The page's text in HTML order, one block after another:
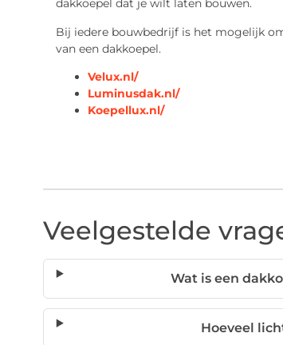
dakkoepel dat je wilt laten bouwen.
Bij iedere bouwbedrijf is het mogelijk
van een dakkoepel.
Velux.nl/
Luminusdak.nl/
Koepellux.nl/
Veelgestelde
Wat is een
Hoeveel